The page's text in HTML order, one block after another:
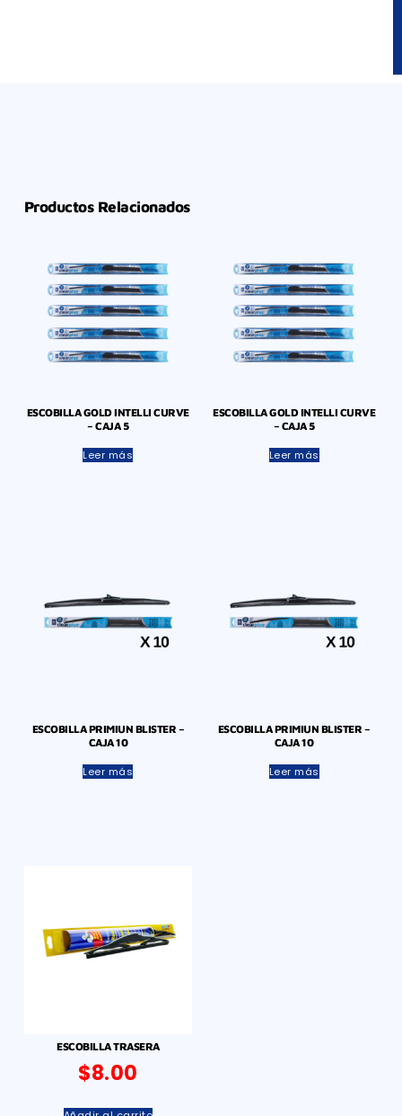
Productos Relacionados
ESCOBILLA GOLD INTELLI CURVE
– CAJA 5
Leer más
ESCOBILLA GOLD INTELLI CURVE
– CAJA 5
Leer más
ESCOBILLA PRIMIUN BLISTER –
CAJA 10
Leer más
ESCOBILLA PRIMIUN BLISTER –
CAJA 10
Leer más
ESCOBILLA TRASERA
$8.00